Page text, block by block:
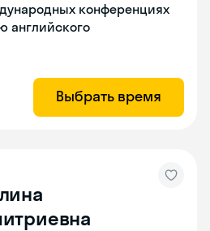
конференциях
английского
Выбрать время